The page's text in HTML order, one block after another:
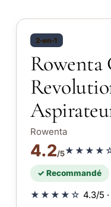
2-en-1
Rowenta
Rowenta
4.2/5
✓ Recommandé
★★★★☆ 4.3/5